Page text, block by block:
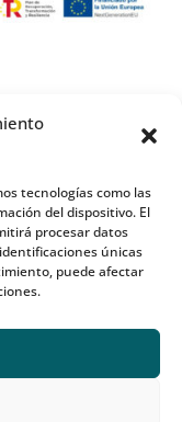
tecnologías como las
del dispositivo. El
procesar datos
únicas
puede afectar